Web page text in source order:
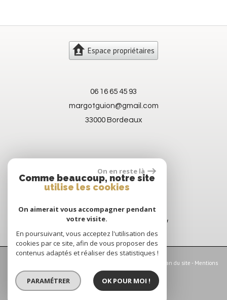
Espace propriétaires
06 16 65 45 93
margotguion@gmail.com
33000 Bordeaux
Plan du site - Mentions
légales-Nos honoraires-Partenaires -Admin-Politique RGPD
Site internet compatible multi-supports,
On en reste là
Comme beaucoup, notre site
utilise les cookies
On aimerait vous accompagner pendant
votre visite.
En poursuivant, vous acceptez l'utilisation des
cookies par ce site, afin de vous proposer des
contenus adaptés et réaliser des statistiques !
PARAMÉTRER OK POUR MOI !